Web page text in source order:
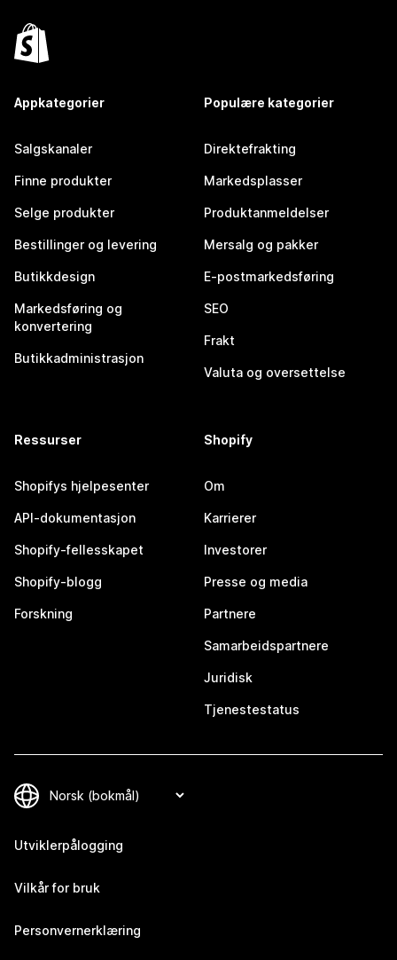
Appkategorier
Salgskanaler
Finne produkter
Selge produkter
Bestillinger og levering
Butikkdesign
Markedsføring og
konvertering
Butikkadministrasjon
Populære kategorier
Direktefrakting
Markedsplasser
Produktanmeldelser
Mersalg og pakker
E-postmarkedsføring
SEO
Frakt
Valuta og oversettelse
Ressurser
Shopifys hjelpesenter
API-dokumentasjon
Shopify-fellesskapet
Shopify-blogg
Forskning
Shopify
Om
Karrierer
Investorer
Presse og media
Partnere
Samarbeidspartnere
Juridisk
Tjenestestatus
Utviklerpålogging
Vilkår for bruk
Personvernerklæring